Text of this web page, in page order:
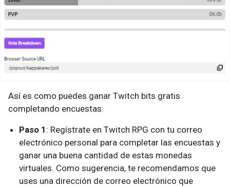
Así es como puedes ganar Twitch bits gratis
completando encuestas:
Paso 1 : Regístrate en Twitch RPG con tu correo
electrónico personal para completar las encuestas y
ganar una buena cantidad de estas monedas
virtuales. Como sugerencia, te recomendamos que
uses una dirección de correo electrónico que